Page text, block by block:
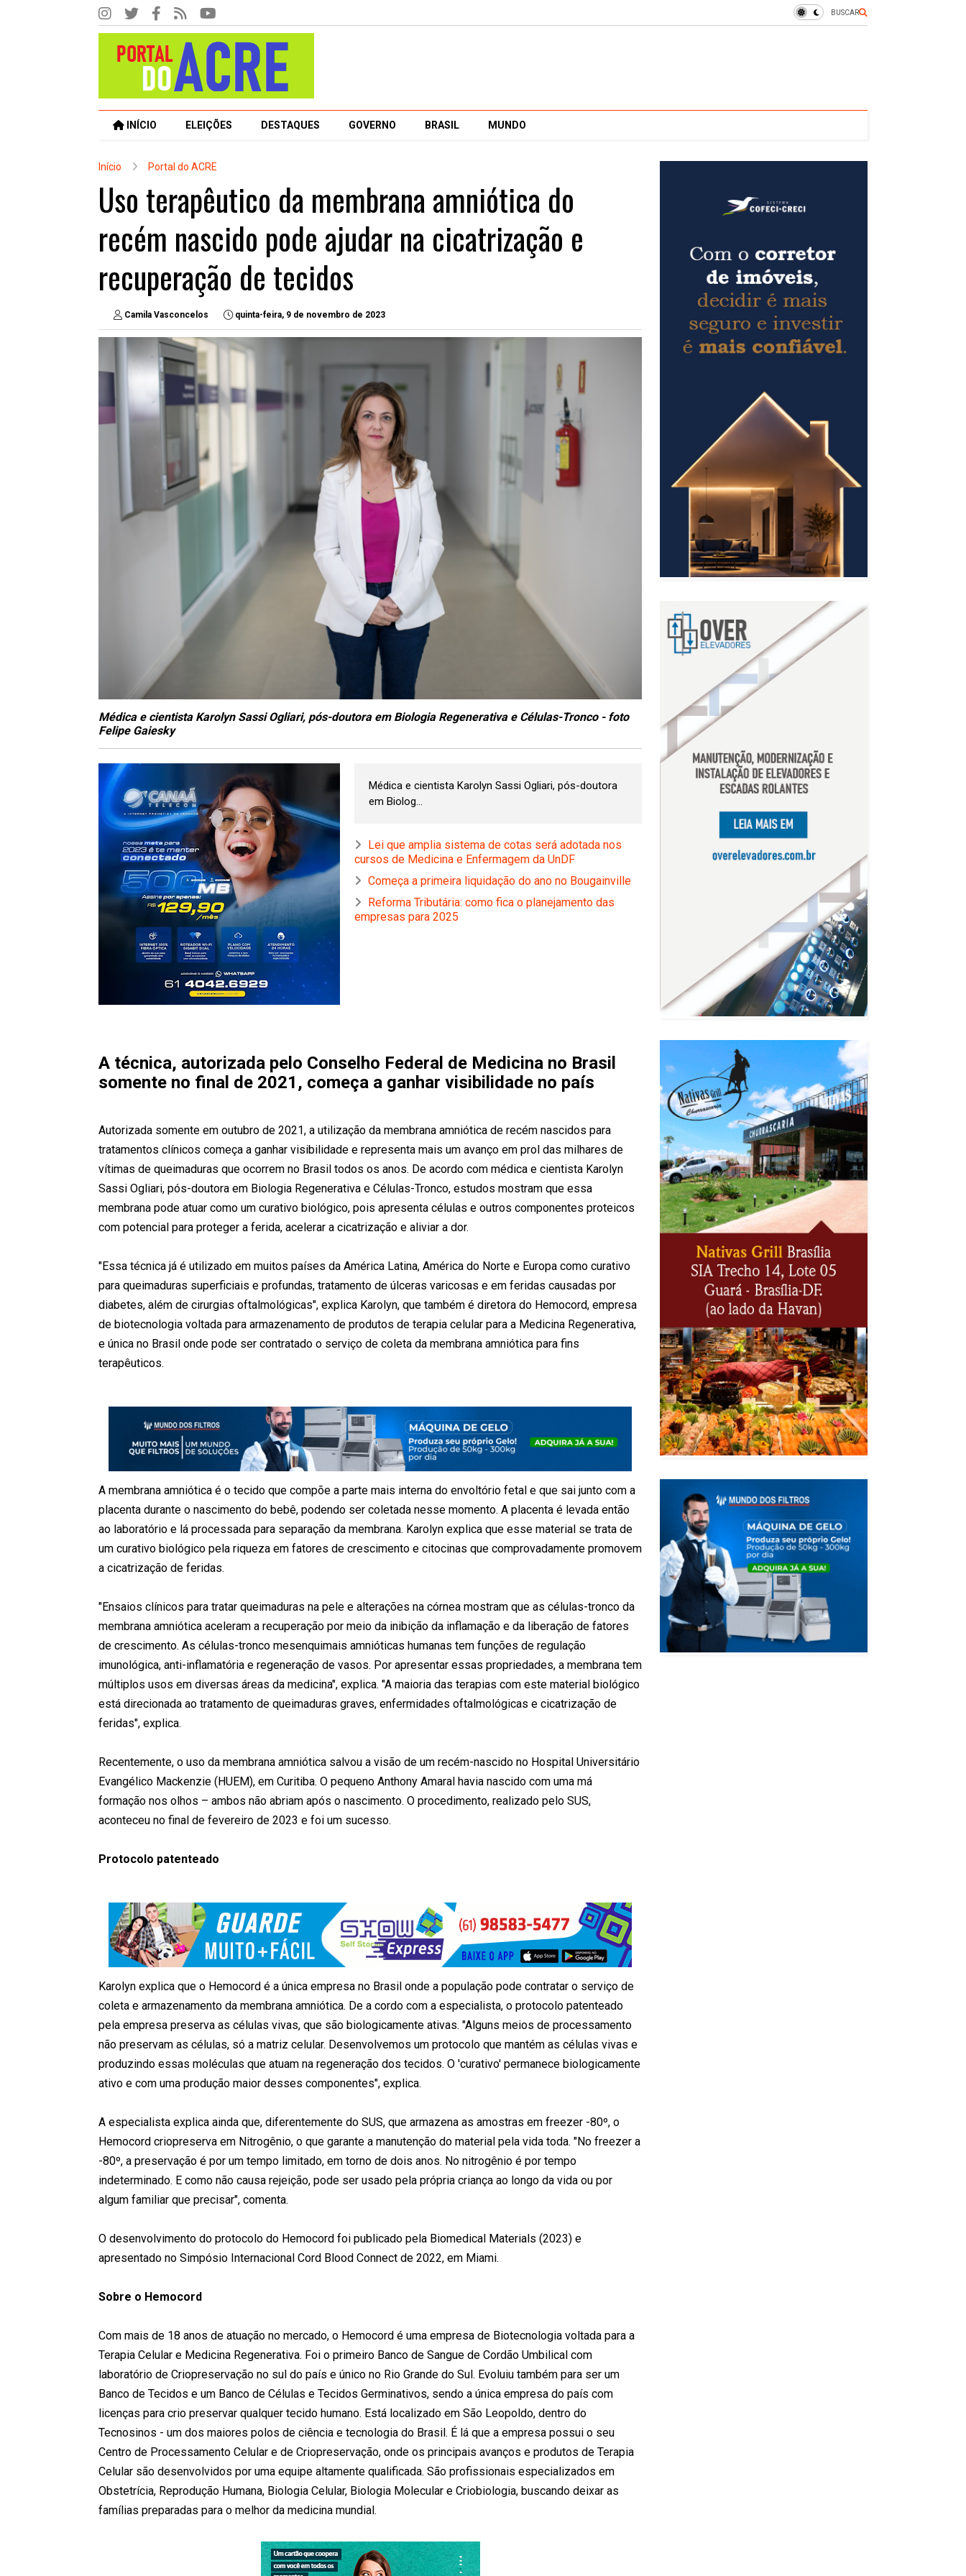
BUSCAR
INÍCIO ELEIÇÕES DESTAQUES GOVERNO BRASIL MUNDO
Início Portal do ACRE
Uso terapêutico da membrana amniótica do
recém nascido pode ajudar na cicatrização e
recuperação de tecidos
Camila Vasconcelos quinta-feira, 9 de novembro de 2023
Médica e cientista Karolyn Sassi Ogliari, pós-doutora em Biologia Regenerativa e Células-Tronco - foto
Felipe Gaiesky
Médica e cientista Karolyn Sassi Ogliari, pós-doutora
em Biolog...
Lei que amplia sistema de cotas será adotada nos
cursos de Medicina e Enfermagem da UnDF
Começa a primeira liquidação do ano no Bougainville
Reforma Tributária: como fica o planejamento das
empresas para 2025
A técnica, autorizada pelo Conselho Federal de Medicina no Brasil
somente no final de 2021, começa a ganhar visibilidade no país
Autorizada somente em outubro de 2021, a utilização da membrana amniótica de recém nascidos para
tratamentos clínicos começa a ganhar visibilidade e representa mais um avanço em prol das milhares de
vítimas de queimaduras que ocorrem no Brasil todos os anos. De acordo com médica e cientista Karolyn
Sassi Ogliari, pós-doutora em Biologia Regenerativa e Células-Tronco, estudos mostram que essa
membrana pode atuar como um curativo biológico, pois apresenta células e outros componentes proteicos
com potencial para proteger a ferida, acelerar a cicatrização e aliviar a dor.
"Essa técnica já é utilizado em muitos países da América Latina, América do Norte e Europa como curativo
para queimaduras superficiais e profundas, tratamento de úlceras varicosas e em feridas causadas por
diabetes, além de cirurgias oftalmológicas", explica Karolyn, que também é diretora do Hemocord, empresa
de biotecnologia voltada para armazenamento de produtos de terapia celular para a Medicina Regenerativa,
e única no Brasil onde pode ser contratado o serviço de coleta da membrana amniótica para fins
terapêuticos.
A membrana amniótica é o tecido que compõe a parte mais interna do envoltório fetal e que sai junto com a
placenta durante o nascimento do bebê, podendo ser coletada nesse momento. A placenta é levada então
ao laboratório e lá processada para separação da membrana. Karolyn explica que esse material se trata de
um curativo biológico pela riqueza em fatores de crescimento e citocinas que comprovadamente promovem
a cicatrização de feridas.
"Ensaios clínicos para tratar queimaduras na pele e alterações na córnea mostram que as células-tronco da
membrana amniótica aceleram a recuperação por meio da inibição da inflamação e da liberação de fatores
de crescimento. As células-tronco mesenquimais amnióticas humanas tem funções de regulação
imunológica, anti-inflamatória e regeneração de vasos. Por apresentar essas propriedades, a membrana tem
múltiplos usos em diversas áreas da medicina", explica. "A maioria das terapias com este material biológico
está direcionada ao tratamento de queimaduras graves, enfermidades oftalmológicas e cicatrização de
feridas", explica.
Recentemente, o uso da membrana amniótica salvou a visão de um recém-nascido no Hospital Universitário
Evangélico Mackenzie (HUEM), em Curitiba. O pequeno Anthony Amaral havia nascido com uma má
formação nos olhos – ambos não abriam após o nascimento. O procedimento, realizado pelo SUS,
aconteceu no final de fevereiro de 2023 e foi um sucesso.
Protocolo patenteado
Karolyn explica que o Hemocord é a única empresa no Brasil onde a população pode contratar o serviço de
coleta e armazenamento da membrana amniótica. De a cordo com a especialista, o protocolo patenteado
pela empresa preserva as células vivas, que são biologicamente ativas. "Alguns meios de processamento
não preservam as células, só a matriz celular. Desenvolvemos um protocolo que mantém as células vivas e
produzindo essas moléculas que atuam na regeneração dos tecidos. O 'curativo' permanece biologicamente
ativo e com uma produção maior desses componentes", explica.
A especialista explica ainda que, diferentemente do SUS, que armazena as amostras em freezer -80º, o
Hemocord criopreserva em Nitrogênio, o que garante a manutenção do material pela vida toda. "No freezer a
-80º, a preservação é por um tempo limitado, em torno de dois anos. No nitrogênio é por tempo
indeterminado. E como não causa rejeição, pode ser usado pela própria criança ao longo da vida ou por
algum familiar que precisar", comenta.
O desenvolvimento do protocolo do Hemocord foi publicado pela Biomedical Materials (2023) e
apresentado no Simpósio Internacional Cord Blood Connect de 2022, em Miami.
Sobre o Hemocord
Com mais de 18 anos de atuação no mercado, o Hemocord é uma empresa de Biotecnologia voltada para a
Terapia Celular e Medicina Regenerativa. Foi o primeiro Banco de Sangue de Cordão Umbilical com
laboratório de Criopreservação no sul do país e único no Rio Grande do Sul. Evoluiu também para ser um
Banco de Tecidos e um Banco de Células e Tecidos Germinativos, sendo a única empresa do país com
licenças para crio preservar qualquer tecido humano. Está localizado em São Leopoldo, dentro do
Tecnosinos - um dos maiores polos de ciência e tecnologia do Brasil. É lá que a empresa possui o seu
Centro de Processamento Celular e de Criopreservação, onde os principais avanços e produtos de Terapia
Celular são desenvolvidos por uma equipe altamente qualificada. São profissionais especializados em
Obstetrícia, Reprodução Humana, Biologia Celular, Biologia Molecular e Criobiologia, buscando deixar as
famílias preparadas para o melhor da medicina mundial.